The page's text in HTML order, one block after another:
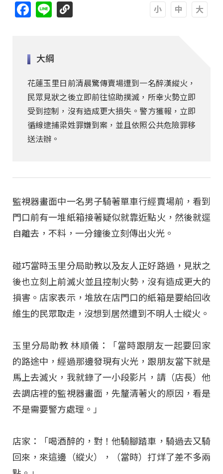
Facebook
Line
大綱
花蓮玉里日前清晨驚傳賣場遭到一名醉漢縱火，
民眾見狀之後立即前往協助撲滅，所幸火勢立即
受到控制，沒有造成更大損失。警方獲報，立即
循線逮捕梁姓罪嫌到案，並且依照公共危險罪移
送法辦。
監視器畫面中一名男子騎著單車行經賣場前，看到
門口前有一堆紙箱接著疑似就靠近點火，然後就逕
自離去，不料，一分鐘後立刻傳出火光。
碰巧當時玉里分局助教以及友人正好路過，見狀之
後也立刻上前滅火並且控制火勢，沒有造成更大的
損害。店家表示，堆放在店門口的紙箱是要給回收
維生的民眾取走，沒想到居然遭到不明人士縱火。
玉里分局助教 林順儀：「當時跟朋友一起要回家
的路途中，經過那邊發現有火光，跟朋友當下就是
馬上去滅火，我就錄了一小段影片，請（店長）他
去調店裡的監視器畫面，先釐清著火的原因，看是
不是需要警方處理。」
店家：「喝酒醉的，對！他騎腳踏車，騎過去又騎
回來，來這邊（縱火），（當時）打烊了差不多兩